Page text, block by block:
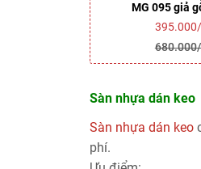
MG 095 giả
Sàn nhựa dán keo
Sàn nhựa dán keo
phí.